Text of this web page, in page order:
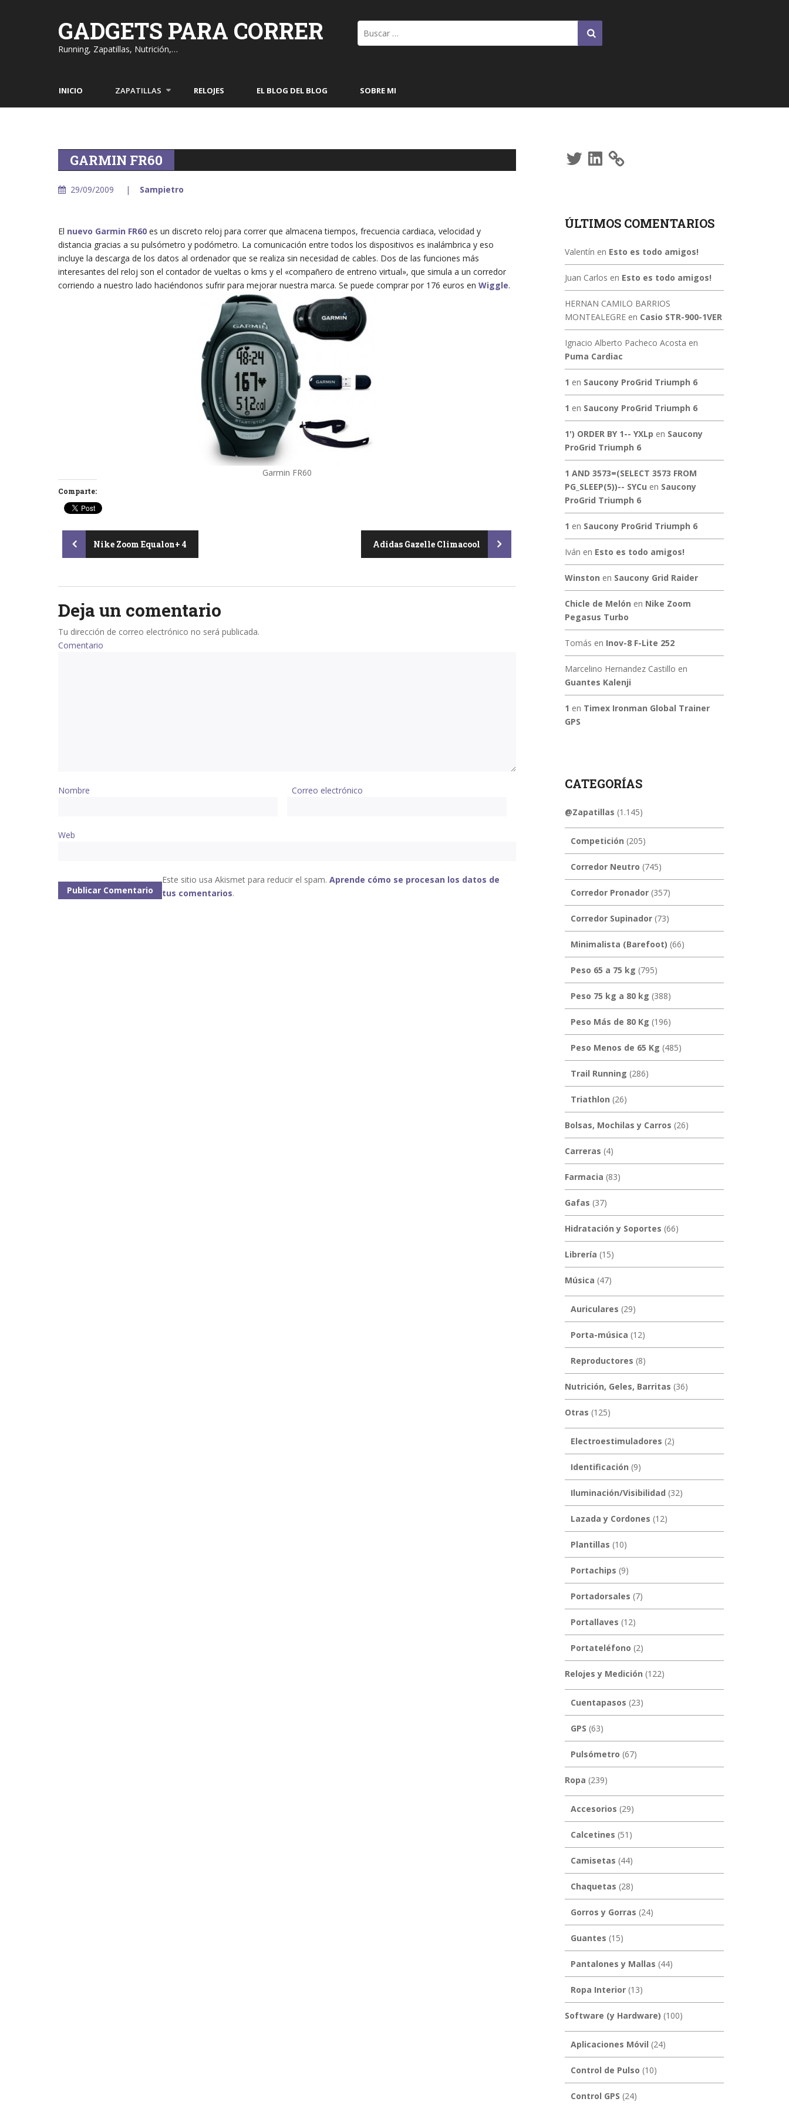
GADGETS PARA CORRER
Running, Zapatillas, Nutrición,…
INICIO ZAPATILLAS RELOJES EL BLOG DEL BLOG SOBRE MI
GARMIN FR60
29/09/2009 Sampietro
El nuevo Garmin FR60es un discreto reloj para correr que almacena tiempos, frecuencia cardiaca, velocidad y
distancia gracias a su pulsómetro y podómetro. La comunicación entre todos los dispositivos es inalámbrica y eso
incluye la descarga de los datos al ordenador que se realiza sin necesidad de cables. Dos de las funciones más
interesantes del reloj son el contador de vueltas o kms y el «compañero de entreno virtual», que simula a un corredor
corriendo a nuestro lado haciéndonos sufrir para mejorar nuestra marca. Se puede comprar por 176 euros en Wiggle.
Garmin FR60
Comparte:
Post
navigation
Nike Zoom Equalon+ 4 Adidas Gazelle Climacool
Deja un comentario
Tu dirección de correo electrónico no será publicada.
Comentario
Nombre Correo electrónico
Web
Este sitio usa Akismet para reducir el spam. Aprende cómo se procesan los datos de
tus comentarios.
TwitterLinkedIn
ÚLTIMOS COMENTARIOS
Valentín en Esto es todo amigos!
Juan Carlos en Esto es todo amigos!
HERNAN CAMILO BARRIOS
MONTEALEGREen Casio STR-900-1VER
Ignacio Alberto Pacheco Acosta en
Puma Cardiac
1 en Saucony ProGrid Triumph 6
1 en Saucony ProGrid Triumph 6
1') ORDER BY 1-- YXLp en Saucony
ProGrid Triumph 6
1 AND 3573=(SELECT 3573 FROM
PG_SLEEP(5))-- SYCu en Saucony
ProGrid Triumph 6
1 en Saucony ProGrid Triumph 6
Iván en Esto es todo amigos!
Winston en Saucony Grid Raider
Chicle de Melón en Nike Zoom
Pegasus Turbo
Tomás en Inov-8 F-Lite 252
Marcelino Hernandez Castillo en
Guantes Kalenji
1 en Timex Ironman Global Trainer
GPS
CATEGORÍAS
@Zapatillas (1.145)
Competición (205)
Corredor Neutro (745)
Corredor Pronador(357)
Corredor Supinador(73)
Minimalista (Barefoot) (66)
Peso 65 a 75 kg (795)
Peso 75 kg a 80 kg (388)
Peso Más de 80 Kg (196)
Peso Menos de 65 Kg (485)
Trail Running (286)
Triathlon (26)
Bolsas, Mochilas y Carros (26)
Carreras (4)
Farmacia (83)
Gafas (37)
Hidratación y Soportes (66)
Librería (15)
Música (47)
Auriculares (29)
Porta-música (12)
Reproductores (8)
Nutrición, Geles, Barritas (36)
Otras (125)
Electroestimuladores (2)
Identificación (9)
Iluminación/Visibilidad (32)
Lazada y Cordones (12)
Plantillas (10)
Portachips (9)
Portadorsales (7)
Portallaves (12)
Portateléfono (2)
Relojes y Medición (122)
Cuentapasos (23)
GPS (63)
Pulsómetro (67)
Ropa (239)
Accesorios (29)
Calcetines (51)
Camisetas (44)
Chaquetas (28)
Gorros y Gorras (24)
Guantes (15)
Pantalones y Mallas (44)
Ropa Interior(13)
Software (y Hardware) (100)
Aplicaciones Móvil (24)
Control de Pulso (10)
Control GPS (24)